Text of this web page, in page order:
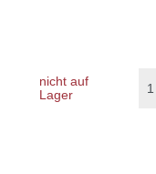
nicht auf
Lager